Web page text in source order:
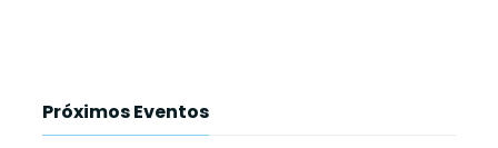
Próximos Eventos